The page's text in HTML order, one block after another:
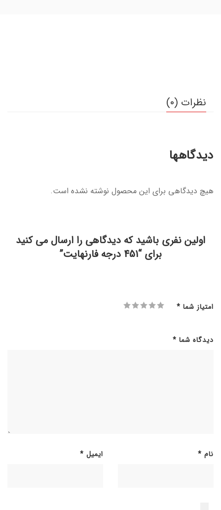
مرد مصور
نظرات (0)
دیدگاهها
هیچ دیدگاهی برای این محصول نوشته نشده است.
اولین نفری باشید که دیدگاهی را ارسال می کنید
برای “451 درجه فارنهایت”
امتیاز شما *
دیدگاه شما *
نام * ایمیل *